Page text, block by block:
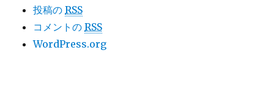
投稿のRSS
コメントのRSS
WordPress.org